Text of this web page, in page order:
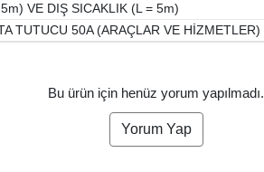
VE DIŞ SICAKLIK (L = 5m)
TUTUCU 50A (ARAÇLAR VE HİZMETLER)
Bu ürün için henüz yorum yapılmadı.
Yorum Yap